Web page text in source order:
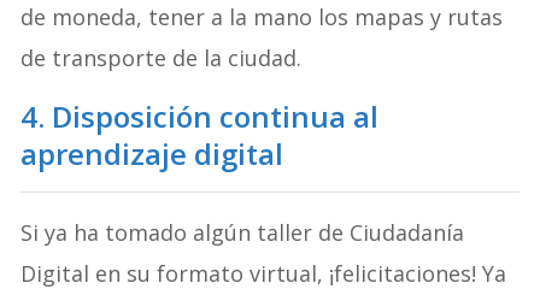
de moneda, tener a la mano los mapas y rutas
de transporte de la ciudad.
4. Disposición continua al
aprendizaje digital
Si ya ha tomado algún taller de Ciudadanía
Digital en su formato virtual, ¡felicitaciones! Ya